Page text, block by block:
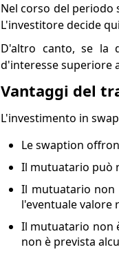
Nel corso del periodo
L'investitore decide
D'altro canto, se la
d'interesse superiore
Vantaggi del
L'investimento in
Le swaption
Il mutuatario può
Il mutuatario non
l'eventuale valore
Il mutuatario non
non è prevista